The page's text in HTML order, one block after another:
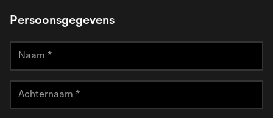
Persoonsgegevens